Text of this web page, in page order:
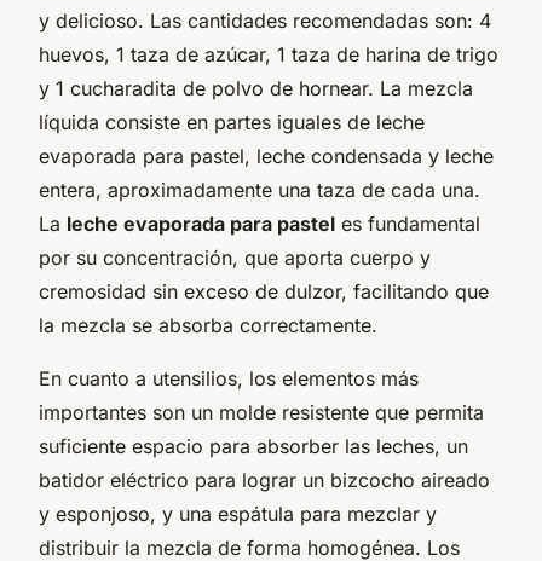
y delicioso. Las cantidades recomendadas son: 4
huevos, 1 taza de azúcar, 1 taza de harina de trigo
y 1 cucharadita de polvo de hornear. La mezcla
líquida consiste en partes iguales de leche
evaporada para pastel, leche condensada y leche
entera, aproximadamente una taza de cada una.
La leche evaporada para pastel es fundamental
por su concentración, que aporta cuerpo y
cremosidad sin exceso de dulzor, facilitando que
la mezcla se absorba correctamente.
En cuanto a utensilios, los elementos más
importantes son un molde resistente que permita
suficiente espacio para absorber las leches, un
batidor eléctrico para lograr un bizcocho aireado
y esponjoso, y una espátula para mezclar y
distribuir la mezcla de forma homogénea. Los